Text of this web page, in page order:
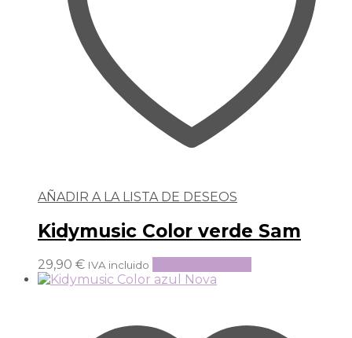
AÑADIR A LA LISTA DE DESEOS
Kidymusic Color verde Sam
29,90 € IVA incluido